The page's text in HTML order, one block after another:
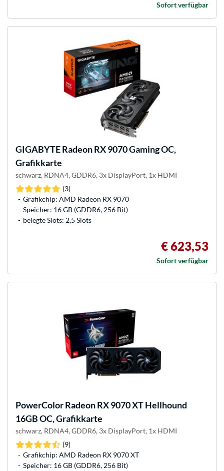
Sofort verfügbar
GIGABYTERadeon RX 9070 Gaming OC,
Grafikkarte
schwarz, RDNA4, GDDR6, 3x DisplayPort, 1x HDMI
(3)
Grafikchip: AMD Radeon RX 9070
Speicher: 16 GB (GDDR6, 256 Bit)
belegte Slots: 2,5 Slots
€ 623,53
Sofort verfügbar
PowerColorRadeon RX 9070 XT Hellhound
16GB OC, Grafikkarte
schwarz, RDNA4, GDDR6, 3x DisplayPort, 1x HDMI
(9)
Grafikchip: AMD Radeon RX 9070 XT
Speicher: 16 GB (GDDR6, 256 Bit)